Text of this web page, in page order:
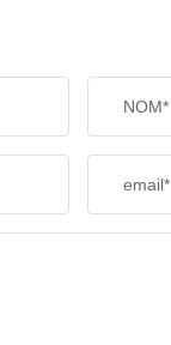
NOM*
email*